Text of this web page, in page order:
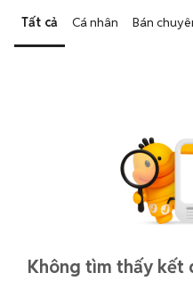
Tất cả Cá nhân Bán
Không tìm thấy kết